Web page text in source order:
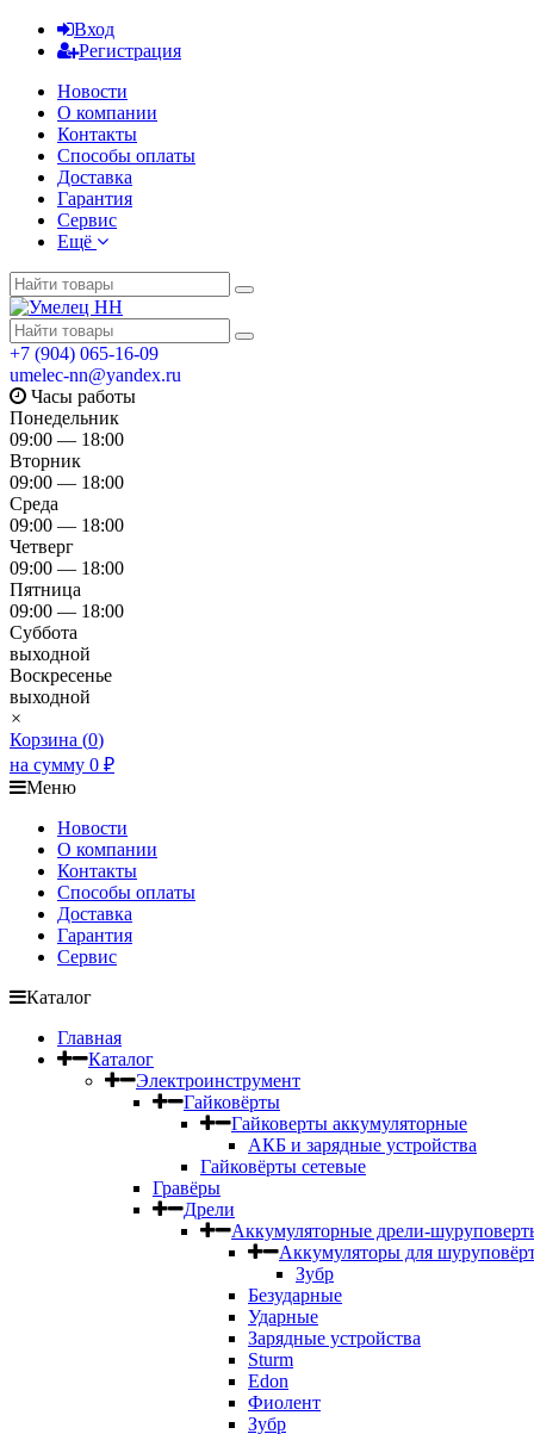
Вход
Регистрация
Новости
О компании
Контакты
Способы оплаты
Доставка
Гарантия
Сервис
Ещё
+7 (904) 065-16-09
umelec-nn@yandex.ru
Часы работы
Понедельник
09:00 — 18:00
Вторник
09:00 — 18:00
Среда
09:00 — 18:00
Четверг
09:00 — 18:00
Пятница
09:00 — 18:00
Суббота
выходной
Воскресенье
выходной
×
Корзина (0)
на сумму 0 ₽
Меню
Новости
О компании
Контакты
Способы оплаты
Доставка
Гарантия
Сервис
Каталог
Главная
Каталог
Электроинструмент
Гайковёрты
Гайковерты аккумуляторные
АКБ и зарядные устройства
Гайковёрты сетевые
Гравёры
Дрели
Аккумуляторные дрели-
Аккумуляторы для
Зубр
Безударные
Ударные
Зарядные устройства
Sturm
Edon
Фиолент
Зубр